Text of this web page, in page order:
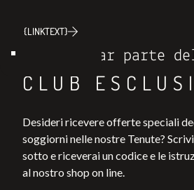
{LINKTEXT}
Entra a far parte
CLUB
Desideri ricevere offerte speciali
soggiorni nelle nostre Tenute?
sotto e riceverai un codice e le
al nostro shop on line.